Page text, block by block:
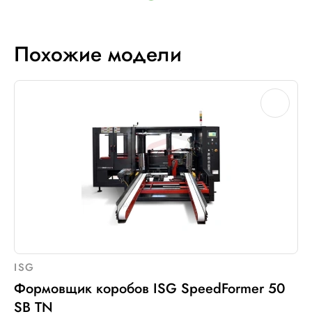
Похожие модели
ISG
Формовщик коробов ISG SpeedFormer 50
SB TN